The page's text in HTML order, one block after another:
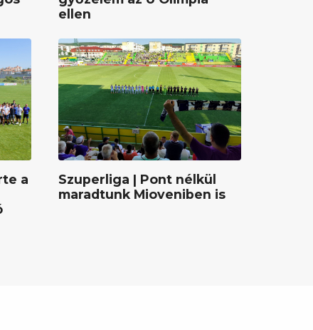
a
ellen
Szuperliga | Pont nélkül
maradtunk Mioveniben is